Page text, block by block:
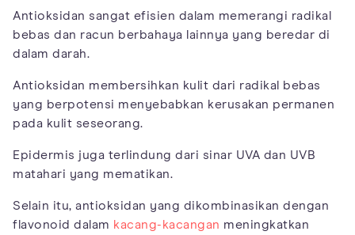
Antioksidan sangat efisien dalam memerangi radikal
bebas dan racun berbahaya lainnya yang beredar di
dalam darah.
Antioksidan membersihkan kulit dari radikal bebas
yang berpotensi menyebabkan kerusakan permanen
pada kulit seseorang.
Epidermis juga terlindung dari sinar UVA dan UVB
matahari yang mematikan.
Selain itu, antioksidan yang dikombinasikan dengan
flavonoid dalam kacang-kacangan meningkatkan